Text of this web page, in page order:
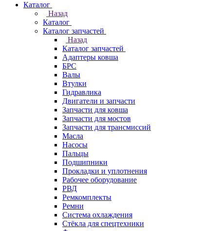
Каталог
Назад
Каталог
Каталог запчастей
Назад
Каталог запчастей
Адаптеры ковша
БРС
Валы
Втулки
Гидравлика
Двигатели и запчасти
Запчасти для ковша
Запчасти для мостов
Запчасти для трансмиссий
Масла
Насосы
Пальцы
Подшипники
Прокладки и уплотнения
Рабочее оборудование
РВД
Ремкомплекты
Ремни
Система охлаждения
Стёкла для спецтехники